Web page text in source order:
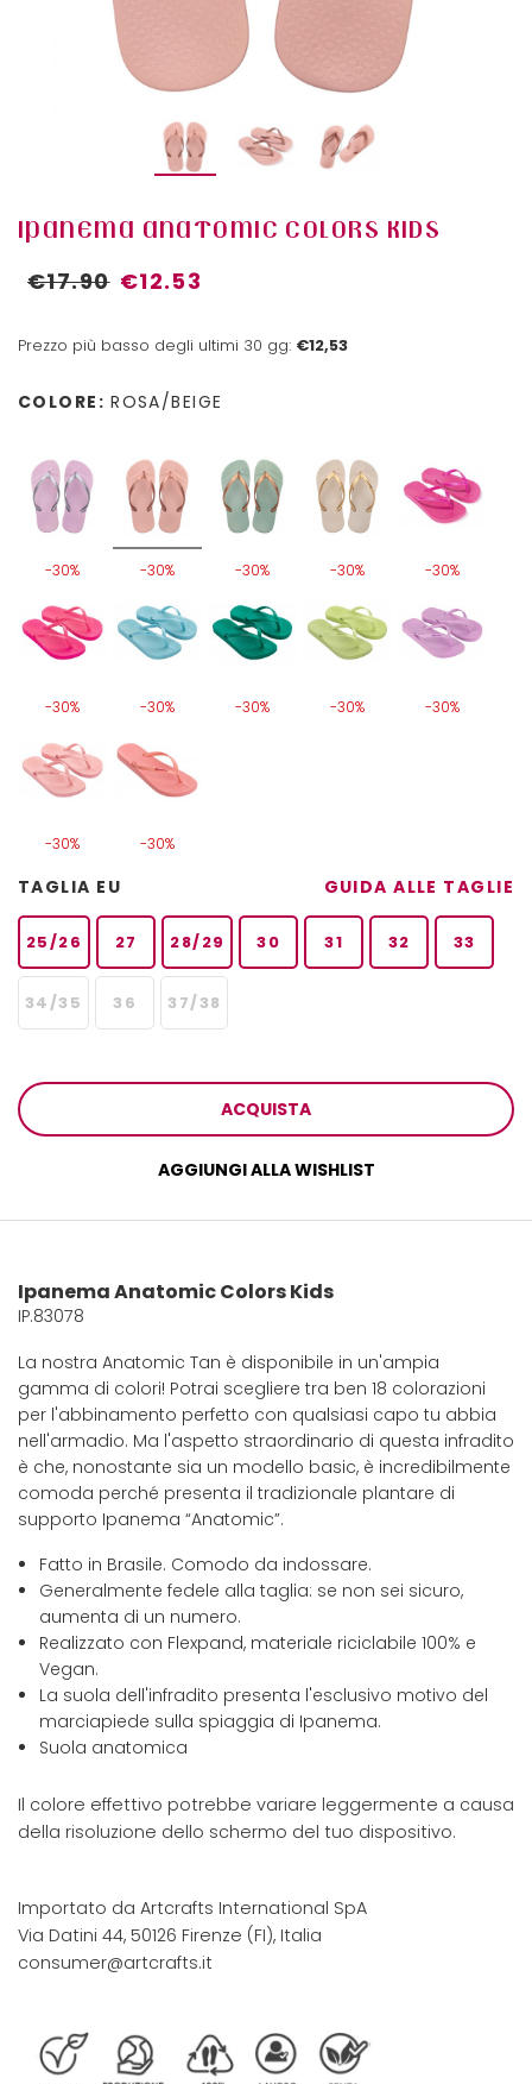
IPANEMA ANATOMIC COLORS KIDS
€17.90 €12.53
Prezzo più basso degli ultimi 30 gg: €12,53
COLORE: ROSA/BEIGE
-30% -30% -30% -30% -30%
-30% -30% -30% -30% -30%
-30% -30%
TAGLIA EU GUIDA ALLE TAGLIE
25/26 27 28/29 30 31 32 33
34/35 36 37/38
ACQUISTA
AGGIUNGI ALLA WISHLIST
Ipanema Anatomic Colors Kids
IP.83078
La nostra Anatomic Tan è disponibile in un'ampia
gamma di colori! Potrai scegliere tra ben 18 colorazioni
per l'abbinamento perfetto con qualsiasi capo tu abbia
nell'armadio. Ma l'aspetto straordinario di questa infradito
è che, nonostante sia un modello basic, è incredibilmente
comoda perché presenta il tradizionale plantare di
supporto Ipanema “Anatomic”.
Fatto in Brasile. Comodo da indossare.
Generalmente fedele alla taglia: se non sei sicuro,
aumenta di un numero.
Realizzato con Flexpand, materiale riciclabile 100% e
Vegan.
La suola dell'infradito presenta l'esclusivo motivo del
marciapiede sulla spiaggia di Ipanema.
Suola anatomica
Il colore effettivo potrebbe variare leggermente a causa
della risoluzione dello schermo del tuo dispositivo.
Importato da Artcrafts International SpA
Via Datini 44, 50126 Firenze (FI), Italia
consumer@artcrafts.it